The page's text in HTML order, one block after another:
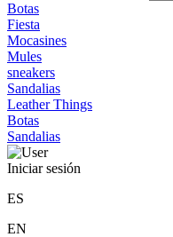
Botas
Fiesta
Mocasines
Mules
sneakers
Sandalias
Leather Things
Botas
Sandalias
Iniciar sesión
ES
EN